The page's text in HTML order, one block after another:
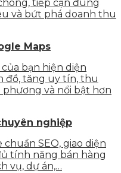
tiếp cận đúng
và bứt phá doanh thu
Maps
bạn hiện diện
đồ, tăng uy tín, thu
và nổi bật hơn
nghiệp
SEO, giao diện
tính năng bán hàng
vụ, dự án,…